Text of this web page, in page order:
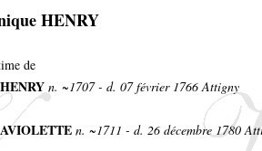
HENRY
de
n. ~1707 - d. 07 février 1766 Attigny
n. ~1711 - d. 26 décembre 1780